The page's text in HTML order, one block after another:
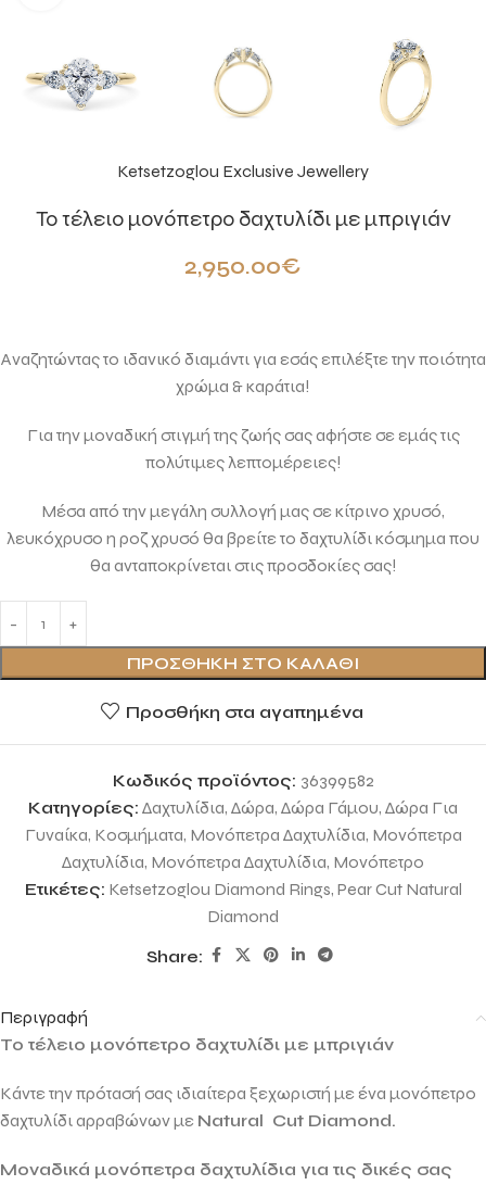
Ketsetzoglou Exclusive Jewellery
Το τέλειο μονόπετρο δαχτυλίδι με μπριγιάν
2,950.00€
Αναζητώντας το ιδανικό διαμάντι για εσάς επιλέξτε την ποιότητα
χρώμα & καράτια!
Για την μοναδική στιγμή της ζωής σας αφήστε σε εμάς τις
πολύτιμες λεπτομέρειες!
Μέσα από την μεγάλη συλλογή μας σε κίτρινο χρυσό,
λευκόχρυσο η ροζ χρυσό θα βρείτε το δαχτυλίδι κόσμημα που
θα ανταποκρίνεται στις προσδοκίες σας!
ΠΡΟΣΘΉΚΗ ΣΤΟ ΚΑΛΆΘΙ
Προσθήκη στα αγαπημένα
Κωδικός προϊόντος: 36399582
Κατηγορίες: Δαχτυλίδια, Δώρα, Δώρα Γάμου, Δώρα Για
Γυναίκα, Κοσμήματα, Μονόπετρα Δαχτυλίδια, Μονόπετρα
Δαχτυλίδια, Μονόπετρα Δαχτυλίδια, Μονόπετρο
Ετικέτες: Ketsetzoglou Diamond Rings, Pear Cut Natural
Diamond
Share:
Περιγραφή
Το τέλειο μονόπετρο δαχτυλίδι με μπριγιάν
Κάντε την πρότασή σας ιδιαίτερα ξεχωριστή με ένα μονόπετρο
δαχτυλίδι αρραβώνων με Natural Cut Diamond.
Μοναδικά μονόπετρα δαχτυλίδια για τις δικές σας